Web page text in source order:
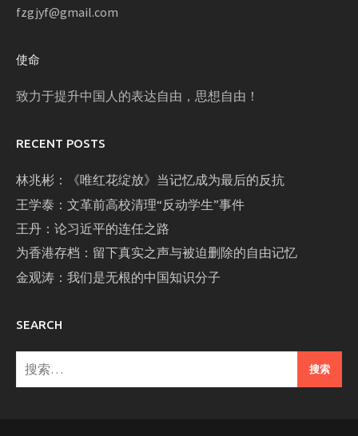
fzgjyf@gmail.com
使命
致力于提升中国人的表达自由，思想自由！
RECENT POSTS
林兆彬：《唯红花绽放》当记忆成为最后的反抗
王学泰：文革前高校清理“反动学生”事件
王丹：论习近平的连任之路
为香港存档：留下真实之声与被迫删除的自由记忆
金观涛：我们是无根的中国知识分子
SEARCH
搜
索：